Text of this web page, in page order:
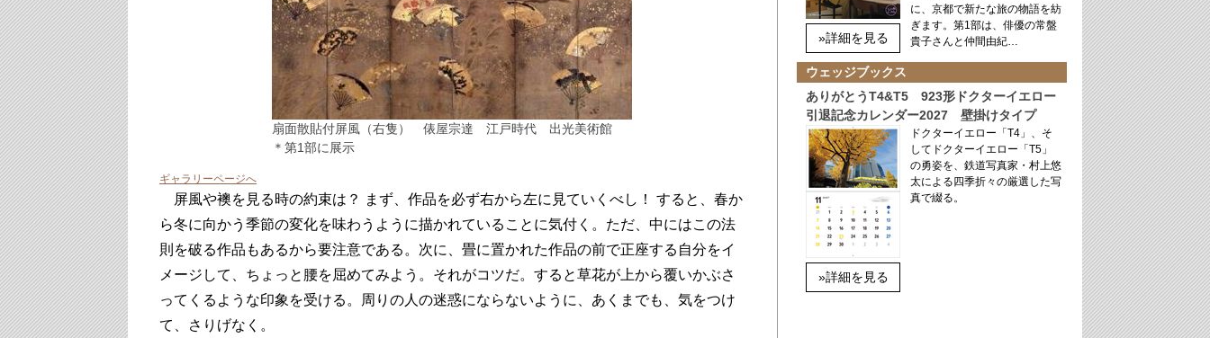
扇面散貼付屏風（右隻） 俵屋宗達 江戸時代 出光美術館
＊第1部に展示
ギャラリーページへ
屏風や襖を見る時の約束は？ まず、作品を必ず右から左に見ていくべし！ すると、春か
ら冬に向かう季節の変化を味わうように描かれていることに気付く。ただ、中にはこの法
則を破る作品もあるから要注意である。次に、畳に置かれた作品の前で正座する自分をイ
メージして、ちょっと腰を屈めてみよう。それがコツだ。すると草花が上から覆いかぶさ
ってくるような印象を受ける。周りの人の迷惑にならないように、あくまでも、気をつけ
て、さりげなく。
»詳細を見る
に、京都で新たな旅の物語を紡
ぎます。第1部は、俳優の常盤
貴子さんと仲間由紀…
ウェッジブックス
ありがとうT4&T5 923形ドクターイエロー
引退記念カレンダー2027 壁掛けタイプ
»詳細を見る
ドクターイエロー「T4」、そ
してドクターイエロー「T5」
の勇姿を、鉄道写真家・村上悠
太による四季折々の厳選した写
真で綴る。